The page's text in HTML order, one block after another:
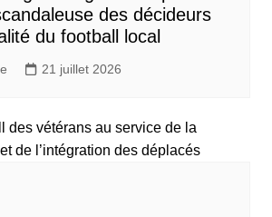
des décideurs
du football local
21 juillet 2026